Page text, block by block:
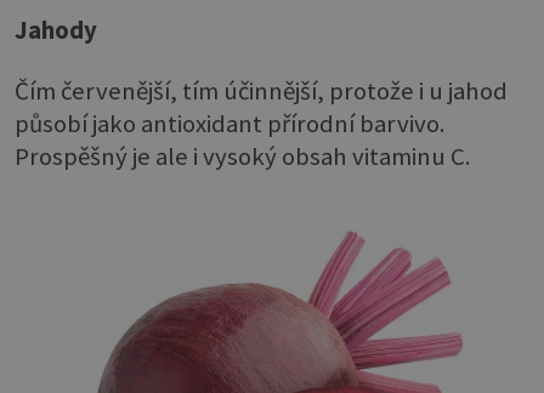
Jahody
Čím červenější, tím účinnější, protože i u jahod
působí jako antioxidant přírodní barvivo.
Prospěšný je ale i vysoký obsah vitaminu C.